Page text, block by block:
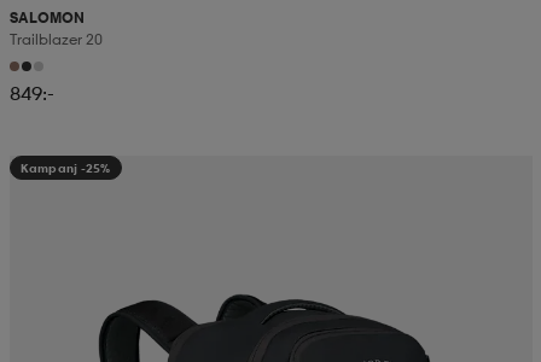
SALOMON
Trailblazer 20
849:-
Kampanj -25%